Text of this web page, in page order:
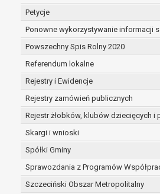
Petycje
Ponowne wykorzystywanie informacji
Powszechny Spis Rolny 2020
Referendum lokalne
Rejestry i Ewidencje
Rejestry zamówień publicznych
Rejestr żłobków, klubów dziecięcych i
Skargi i wnioski
Spółki Gminy
Sprawozdania z Programów
Szczeciński Obszar Metropolitalny
dane są
niekompletne;
prawo do żądania
osobowych (tzw. prawo
zapomnianym) na
w przypadku gdy:
dane nie są już
dla których były
sposób
osoba, której
osoba, której
zgodę na
osobowych, która